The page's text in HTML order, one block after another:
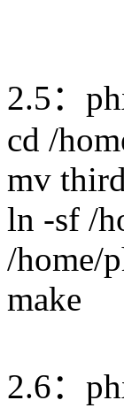
2.5：
cd /
mv
ln -sf /
/home/
make
2.6：